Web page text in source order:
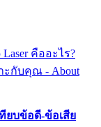
ทียบข้อดี-ข้อเสีย